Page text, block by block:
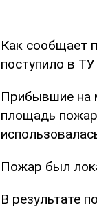
Как сообщает
поступило в
Прибывшие на
площадь
Пожар был
В результате